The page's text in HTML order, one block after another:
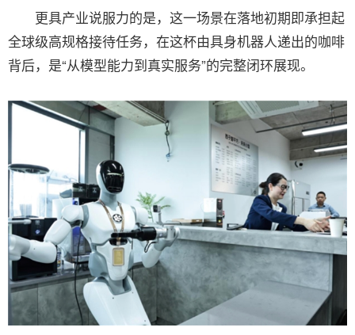
更具产业说服力的是，这一场景在落地初期即承担起
全球级高规格接待任务，在这杯由具身机器人递出的咖啡
背后，是“从模型能力到真实服务”的完整闭环展现。